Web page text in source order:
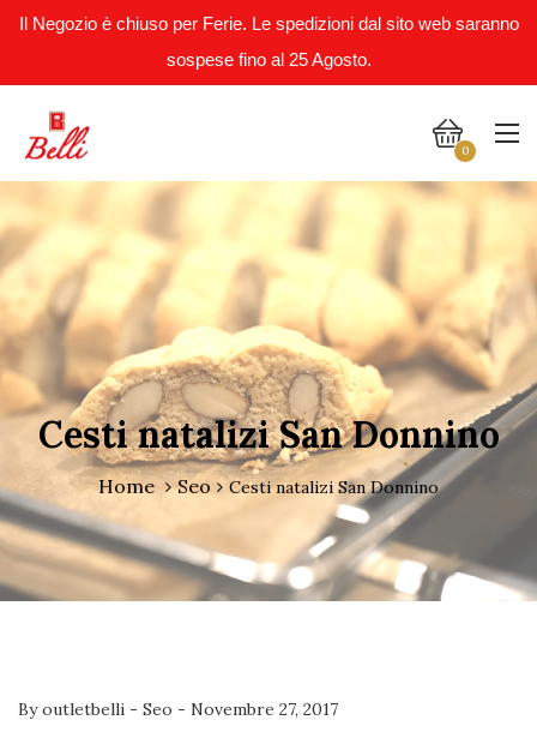
Il Negozio è chiuso per Ferie. Le spedizioni dal sito web saranno
sospese fino al 25 Agosto.
0
Cesti natalizi San Donnino
Home Seo Cesti natalizi San Donnino
Byoutletbelli - Seo - Novembre 27, 2017